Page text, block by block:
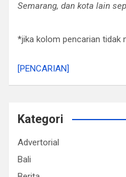
Semarang, dan kota lain
*jika kolom pencarian tidak
[PENCARIAN]
Kategori
Advertorial
Bali